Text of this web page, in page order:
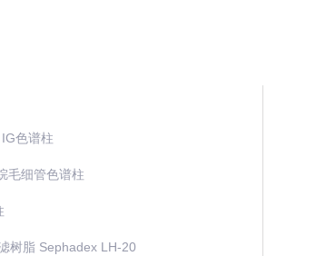
色谱柱
毛细管色谱柱
树脂 Sephadex LH-20